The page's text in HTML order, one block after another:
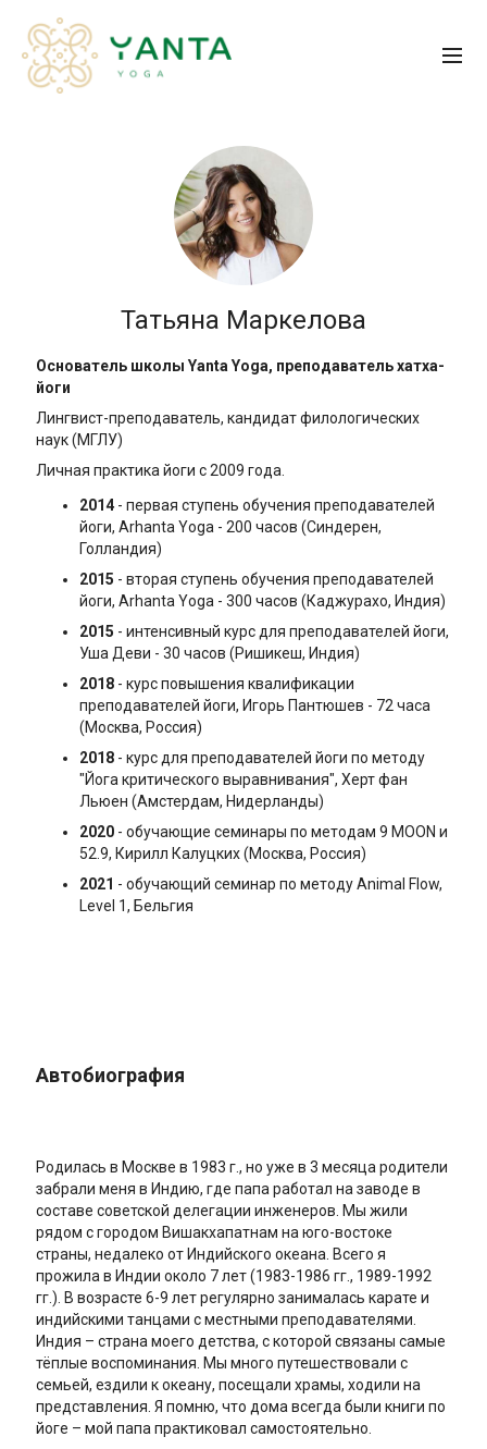
Татьяна Маркелова
Основатель школы Yanta Yoga, преподаватель хатха-
йоги
Лингвист-преподаватель, кандидат филологических
наук (МГЛУ)
Личная практика йоги с 2009 года.
2014 - первая ступень обучения преподавателей
йоги, Arhanta Yoga - 200 часов (Синдерен,
Голландия)
2015 - вторая ступень обучения преподавателей
йоги, Arhanta Yoga - 300 часов (Каджурахо, Индия)
2015 - интенсивный курс для преподавателей йоги,
Уша Деви - 30 часов (Ришикеш, Индия)
2018 - курс повышения квалификации
преподавателей йоги, Игорь Пантюшев - 72 часа
(Москва, Россия)
2018 - курс для преподавателей йоги по методу
"Йога критического выравнивания", Херт фан
Льюен (Амстердам, Нидерланды)
2020 - обучающие семинары по методам 9 MOON и
52.9, Кирилл Калуцких (Москва, Россия)
2021 - обучающий семинар по методу Animal Flow,
Level 1, Бельгия
Автобиография
Родилась в Москве в 1983 г., но уже в 3 месяца родители
забрали меня в Индию, где папа работал на заводе в
составе советской делегации инженеров. Мы жили
рядом с городом Вишакхапатнам на юго-востоке
страны, недалеко от Индийского океана. Всего я
прожила в Индии около 7 лет (1983-1986 гг., 1989-1992
гг.). В возрасте 6-9 лет регулярно занималась карате и
индийскими танцами с местными преподавателями.
Индия – страна моего детства, с которой связаны самые
тёплые воспоминания. Мы много путешествовали с
семьей, ездили к океану, посещали храмы, ходили на
представления. Я помню, что дома всегда были книги по
йоге – мой папа практиковал самостоятельно.